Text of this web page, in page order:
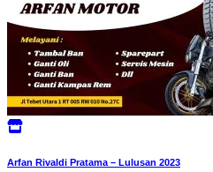
Arfan Rivaldi Pratama – Lulusan 2023